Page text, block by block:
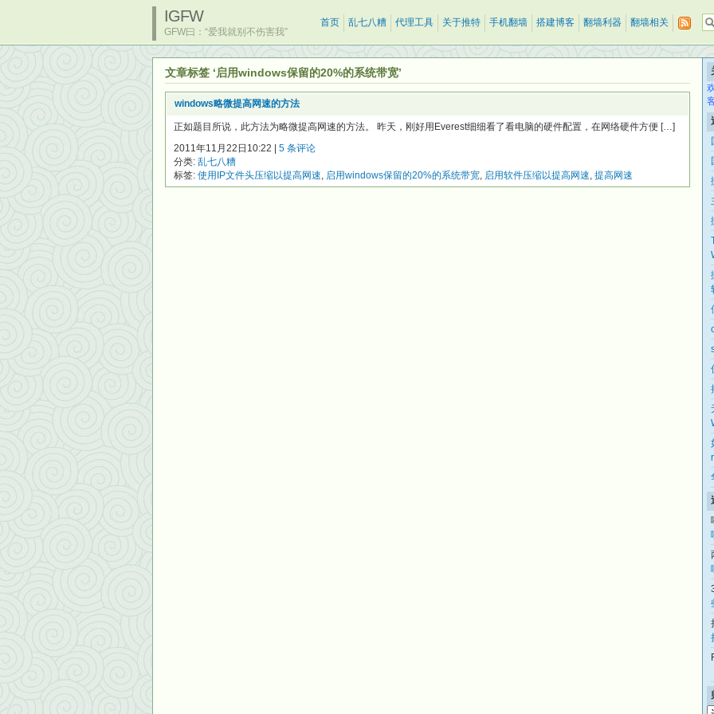
IGFW
GFW曰：“爱我就别不伤害我”
首页 乱七八糟 代理工具 关于推特 手机翻墙 搭建博客 翻墙利器 翻墙相关
文章标签 ‘启用windows保留的20%的系统带宽’
windows略微提高网速的方法
正如题目所说，此方法为略微提高网速的方法。 昨天，刚好用Everest细细看了看电脑的硬件配置，在网络硬件方便 […]
2011年11月22日10:22 | 5 条评论
分类: 乱七八糟
标签: 使用IP文件头压缩以提高网速, 启用windows保留的20%的系统带宽, 启用软件压缩以提高网速, 提高网速